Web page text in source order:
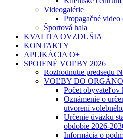
Videogalérie
Propagačné
Športová hala
KVALITA OVZDUŠIA
KONTAKTY
APLIKÁCIA O+
SPOJENÉ VOĽBY 2026
Rozhodnutie predsedu
VOĽBY DO
Počet obyvateľov
Oznámenie o
utvorení
Určenie úväzku
obdobie 2026-
Informácia o